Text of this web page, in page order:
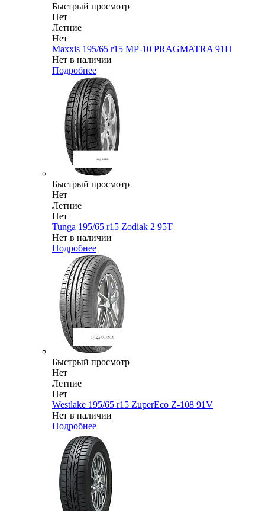
Быстрый просмотр
Нет
Летние
Нет
Maxxis 195/65 r15 MP-10 PRAGMATRA 91H
Нет в наличии
Подробнее
Быстрый просмотр
Нет
Летние
Нет
Tunga 195/65 r15 Zodiak 2 95T
Нет в наличии
Подробнее
Быстрый просмотр
Нет
Летние
Нет
Westlake 195/65 r15 ZuperEco Z-108 91V
Нет в наличии
Подробнее